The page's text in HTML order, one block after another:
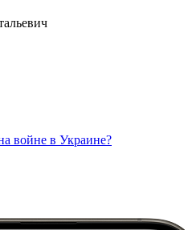
войне в Украине?